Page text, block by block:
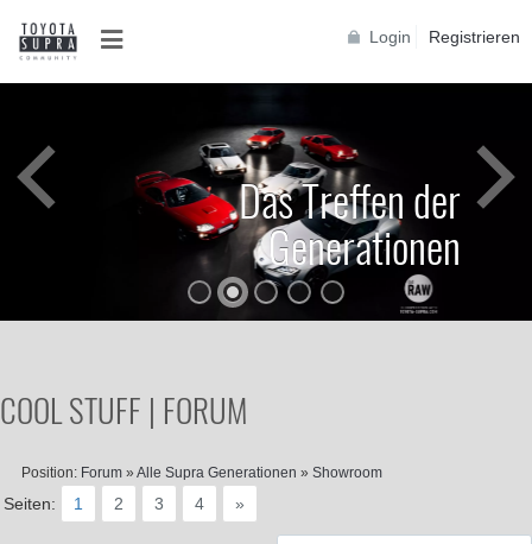
Login Registrieren
Das Treffen der
Generationen
COOL STUFF | FORUM
Position: Forum » Alle Supra Generationen » Showroom
Seiten: 1 2 3 4 »